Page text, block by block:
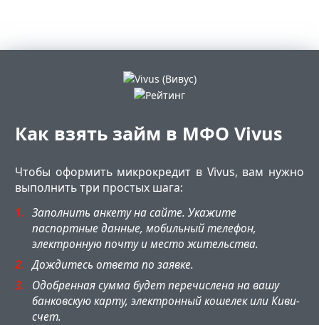
Как взять займ в МФО Vivus
Чтобы оформить микрокредит в Vivus, вам нужно
выполнить три простых шага:
Заполнить анкету на сайте. Укажите
паспортные данные, мобильный телефон,
электронную почту и место жительства.
Дождитесь ответа по заявке.
Одобренная сумма будет перечислена на вашу
банковскую карту, электронный кошелек или Киви-
счет.